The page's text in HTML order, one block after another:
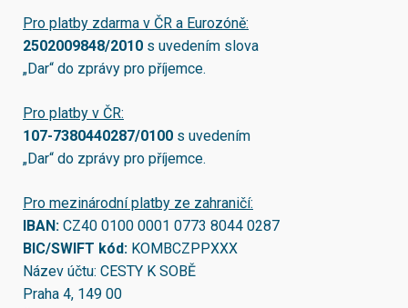
Pro platby zdarma v ČR a Eurozóně:
2502009848/2010 s uvedením slova
„Dar“ do zprávy pro příjemce.
Pro platby v ČR:
107-7380440287/0100 s uvedením
„Dar“ do zprávy pro příjemce.
Pro mezinárodní platby ze zahraničí:
IBAN: CZ40 0100 0001 0773 8044 0287
BIC/SWIFT kód: KOMBCZPPXXX
Název účtu: CESTY K SOBĚ
Praha 4, 149 00